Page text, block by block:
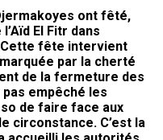
ont fêté,
El Fitr dans
Cette fête intervient
par la cherté
de la fermeture des
empêché les
de faire face aux
circonstance. C’est la